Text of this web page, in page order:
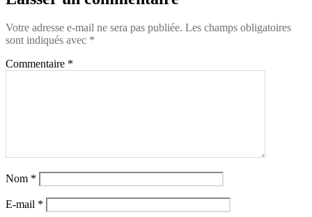
Votre adresse e-mail ne sera pas publiée. Les champs obligatoires
sont indiqués avec *
Commentaire *
Nom *
E-mail *